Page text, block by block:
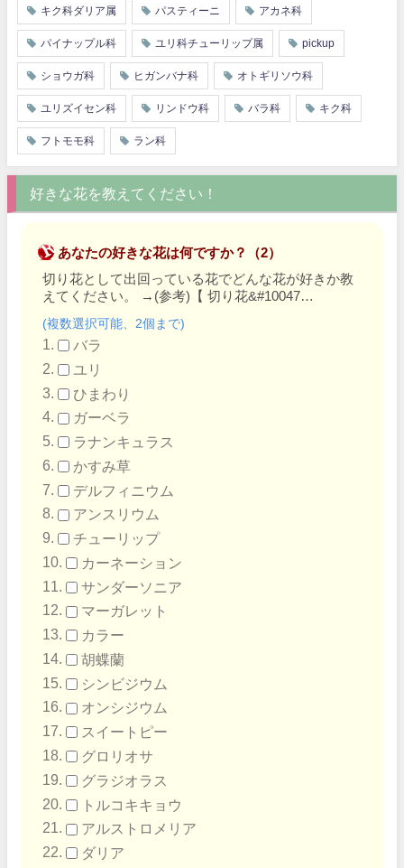
キク科ダリア属 パスティーニ アカネ科
パイナップル科 ユリ科チューリップ属 pickup
ショウガ科 ヒガンバナ科 オトギリソウ科
ユリズイセン科 リンドウ科 バラ科 キク科
フトモモ科 ラン科
好きな花を教えてください！
あなたの好きな花は何ですか？（2）
切り花として出回っている花でどんな花が好きか教
えてください。
→ (参考)【 切り花&#10047…
(複数選択可能、2個まで)
バラ
ユリ
ひまわり
ガーベラ
ラナンキュラス
かすみ草
デルフィニウム
アンスリウム
チューリップ
カーネーション
サンダーソニア
マーガレット
カラー
胡蝶蘭
シンビジウム
オンシジウム
スイートピー
グロリオサ
グラジオラス
トルコキキョウ
アルストロメリア
ダリア